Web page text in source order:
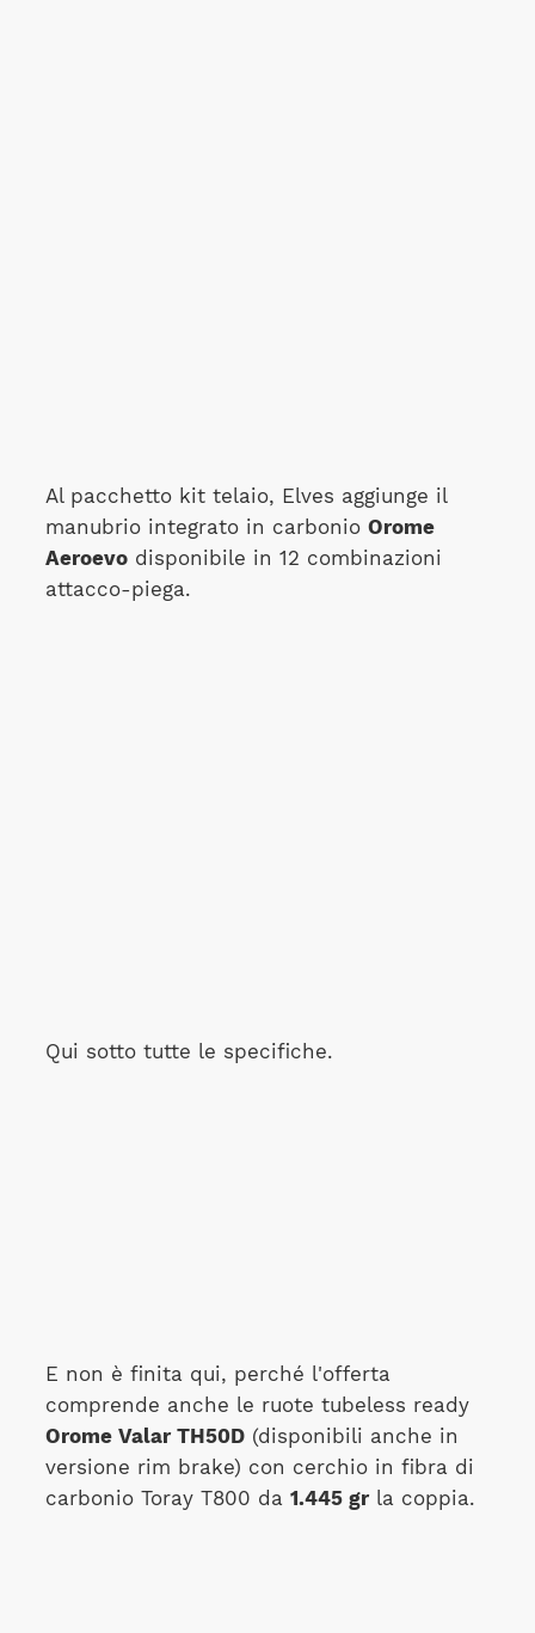
Al pacchetto kit telaio, Elves aggiunge il
manubrio integrato in carbonio Orome
Aeroevodisponibile in 12 combinazioni
attacco-piega.
Qui sotto tutte le specifiche.
E non è finita qui, perché l'offerta
comprende anche le ruote tubeless ready
Orome Valar TH50D(disponibili anche in
versione rim brake) con cerchio in fibra di
carbonio Toray T800 da 1.445 grla coppia.